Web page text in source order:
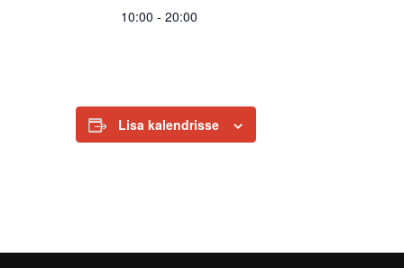
10:00 - 20:00
Lisa kalendrisse